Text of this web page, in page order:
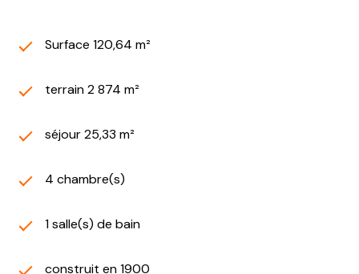
Surface 120,64 m²
terrain 2 874 m²
séjour 25,33 m²
4 chambre(s)
1 salle(s) de bain
construit en 1900